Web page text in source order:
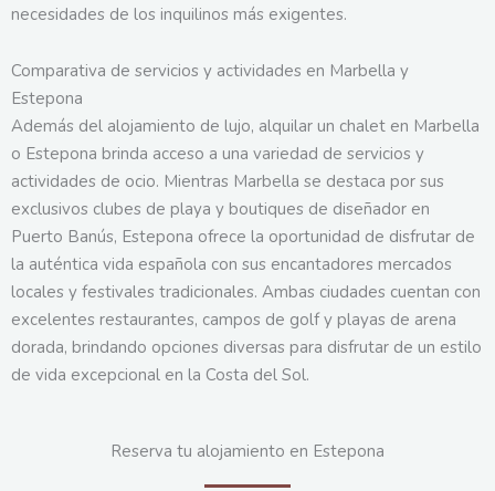
necesidades de los inquilinos más exigentes.
Comparativa de servicios y actividades en Marbella y
Estepona
Además del alojamiento de lujo, alquilar un chalet en Marbella
o Estepona brinda acceso a una variedad de servicios y
actividades de ocio. Mientras Marbella se destaca por sus
exclusivos clubes de playa y boutiques de diseñador en
Puerto Banús, Estepona ofrece la oportunidad de disfrutar de
la auténtica vida española con sus encantadores mercados
locales y festivales tradicionales. Ambas ciudades cuentan con
excelentes restaurantes, campos de golf y playas de arena
dorada, brindando opciones diversas para disfrutar de un estilo
de vida excepcional en la Costa del Sol.
Reserva tu alojamiento en Estepona